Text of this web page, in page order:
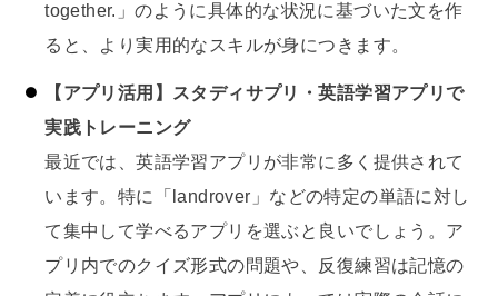
together.」のように具体的な状況に基づいた文を作
ると、より実用的なスキルが身につきます。
【アプリ活用】スタディサプリ・英語学習アプリで
実践トレーニング
最近では、英語学習アプリが非常に多く提供されて
います。特に「landrover」などの特定の単語に対し
て集中して学べるアプリを選ぶと良いでしょう。ア
プリ内でのクイズ形式の問題や、反復練習は記憶の